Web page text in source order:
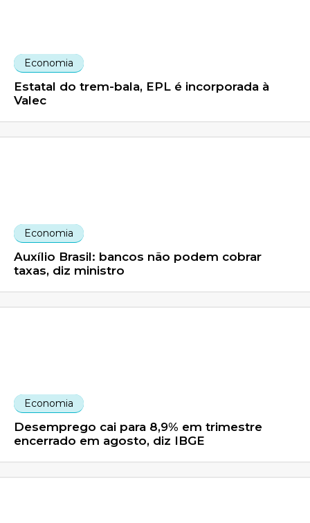
Economia
Estatal do trem-bala, EPL é incorporada à
Valec
Economia
Auxílio Brasil: bancos não podem cobrar
taxas, diz ministro
Economia
Desemprego cai para 8,9% em trimestre
encerrado em agosto, diz IBGE